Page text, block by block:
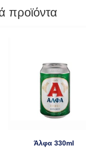
προϊόντα
Άλφα 330ml